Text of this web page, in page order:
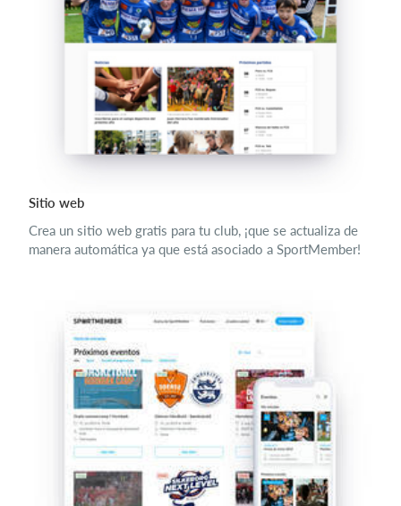
Sitio web
Crea un sitio web gratis para tu club, ¡que se actualiza de
manera automática ya que está asociado a SportMember!